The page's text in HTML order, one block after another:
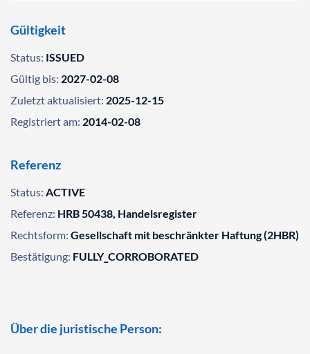
Gültigkeit
Status: ISSUED
Gültig bis: 2027-02-08
Zuletzt aktualisiert: 2025-12-15
Registriert am: 2014-02-08
Referenz
Status: ACTIVE
Referenz: HRB 50438, Handelsregister
Rechtsform: Gesellschaft mit beschränkter Haftung (2HBR)
Bestätigung: FULLY_CORROBORATED
Über die juristische Person: